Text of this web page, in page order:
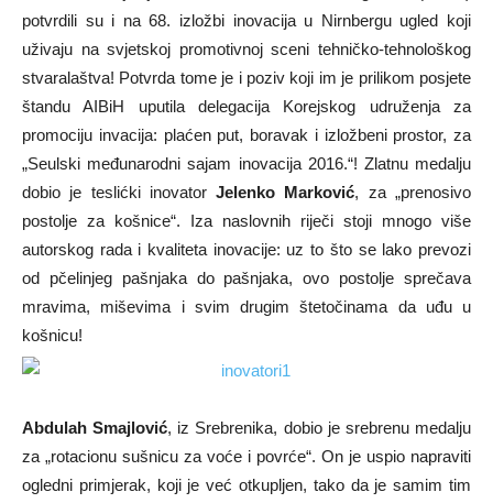
potvrdili su i na 68. izložbi inovacija u Nirnbergu ugled koji
uživaju na svjetskoj promotivnoj sceni tehničko-tehnološkog
stvaralaštva! Potvrda tome je i poziv koji im je prilikom posjete
štandu AIBiH uputila delegacija Korejskog udruženja za
promociju invacija: plaćen put, boravak i izložbeni prostor, za
„Seulski međunarodni sajam inovacija 2016.“! Zlatnu medalju
dobio je teslićki inovatorJelenko Marković, za „prenosivo
postolje za košnice“. Iza naslovnih riječi stoji mnogo više
autorskog rada i kvaliteta inovacije: uz to što se lako prevozi
od pčelinjeg pašnjaka do pašnjaka, ovo postolje sprečava
mravima, miševima i svim drugim štetočinama da uđu u
košnicu!
Abdulah Smajlović, iz Srebrenika, dobio je srebrenu medalju
za „rotacionu sušnicu za voće i povrće“. On je uspio napraviti
ogledni primjerak, koji je već otkupljen, tako da je samim tim